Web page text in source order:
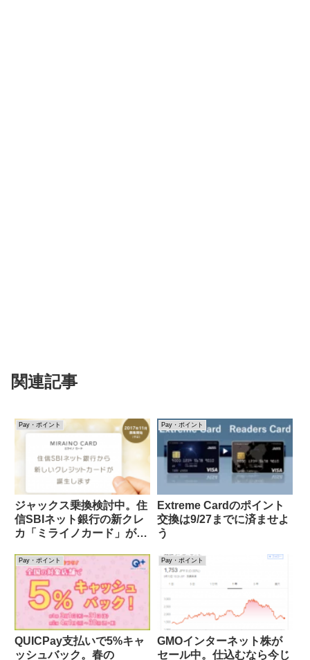
関連記事
Pay・ポイント
ジャックス乗換検討中。住
信SBIネット銀行の新クレ
カ「ミライノカード」がカ
Pay・ポイント
Extreme Cardのポイント
交換は9/27までに済ませよ
う
Pay・ポイント
QUICPay支払いで5%キャ
ッシュバック。春の
Pay・ポイント
GMOインターネット株が
セール中。仕込むなら今じ